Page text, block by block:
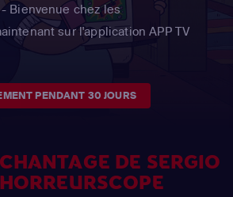
Bienvenue chez les
sur l'application APP TV
PENDANT 30 JOURS
DE SERGIO